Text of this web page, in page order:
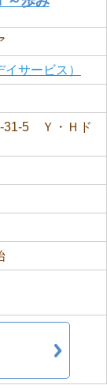
サービス）
31-5 Ｙ・Ｈド